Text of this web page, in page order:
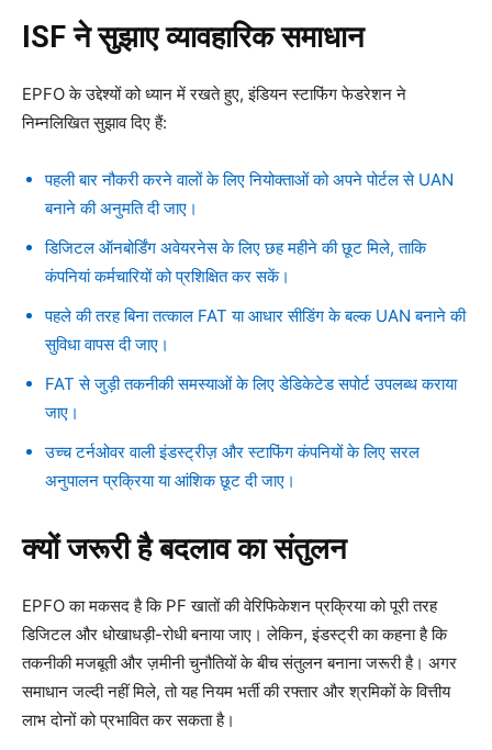
ISF ने सुझाए व्यावहारिक समाधान
EPFO के उद्देश्यों को ध्यान में रखते हुए, इंडियन स्टाफिंग फेडरेशन ने
निम्नलिखित सुझाव दिए हैं:
पहली बार नौकरी करने वालों के लिए नियोक्ताओं को अपने पोर्टल से UAN
बनाने की अनुमति दी जाए।
डिजिटल ऑनबोर्डिंग अवेयरनेस के लिए छह महीने की छूट मिले, ताकि
कंपनियां कर्मचारियों को प्रशिक्षित कर सकें।
पहले की तरह बिना तत्काल FAT या आधार सीडिंग के बल्क UAN बनाने की
सुविधा वापस दी जाए।
FAT से जुड़ी तकनीकी समस्याओं के लिए डेडिकेटेड सपोर्ट उपलब्ध कराया
जाए।
उच्च टर्नओवर वाली इंडस्ट्रीज़ और स्टाफिंग कंपनियों के लिए सरल
अनुपालन प्रक्रिया या आंशिक छूट दी जाए।
क्यों जरूरी है बदलाव का संतुलन
EPFO का मकसद है कि PF खातों की वेरिफिकेशन प्रक्रिया को पूरी तरह
डिजिटल और धोखाधड़ी-रोधी बनाया जाए। लेकिन, इंडस्ट्री का कहना है कि
तकनीकी मजबूती और ज़मीनी चुनौतियों के बीच संतुलन बनाना जरूरी है। अगर
समाधान जल्दी नहीं मिले, तो यह नियम भर्ती की रफ्तार और श्रमिकों के वित्तीय
लाभ दोनों को प्रभावित कर सकता है।